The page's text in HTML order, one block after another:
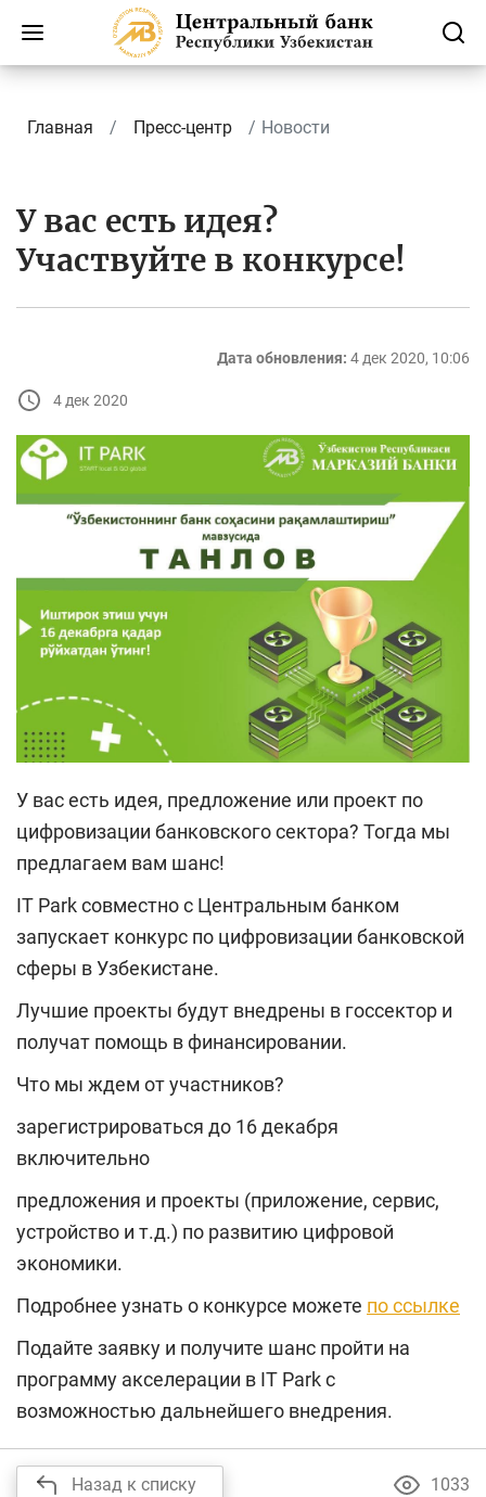
Главная Пресс-центр Новости
У вас есть идея?
Участвуйте в конкурсе!
Дата обновления: 4 дек 2020, 10:06
4 дек 2020
У вас есть идея, предложение или проект по
цифровизации банковского сектора? Тогда мы
предлагаем вам шанс!
IT Park совместно с Центральным банком
запускает конкурс по цифровизации банковской
сферы в Узбекистане.
Лучшие проекты будут внедрены в госсектор и
получат помощь в финансировании.
Что мы ждем от участников?
зарегистрироваться до 16 декабря
включительно
предложения и проекты (приложение, сервис,
устройство и т.д.) по развитию цифровой
экономики.
Подробнее узнать о конкурсе можете по ссылке
Подайте заявку и получите шанс пройти на
программу акселерации в IT Park с
возможностью дальнейшего внедрения.
Назад к списку 1033